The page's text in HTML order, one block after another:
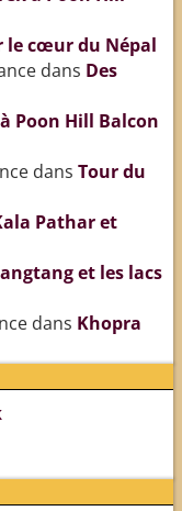
le cœur du Népal
dans Des
Poon Hill Balcon
dans Tour du
Pathar et
et les lacs
dans Khopra